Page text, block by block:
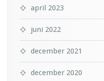
april 2023
juni 2022
december 2021
december 2020